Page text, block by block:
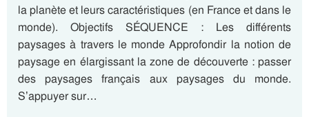
la planète et leurs caractéristiques (en France et dans le
monde). Objectifs SÉQUENCE : Les différents
paysages à travers le monde Approfondir la notion de
paysage en élargissant la zone de découverte : passer
des paysages français aux paysages du monde.
S’appuyer sur…